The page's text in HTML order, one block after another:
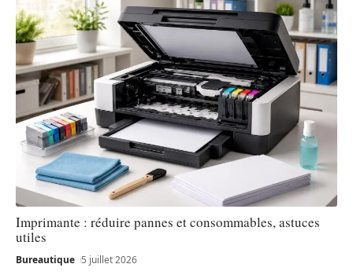
Imprimante : réduire pannes et consommables, astuces
utiles
Bureautique 5 juillet 2026